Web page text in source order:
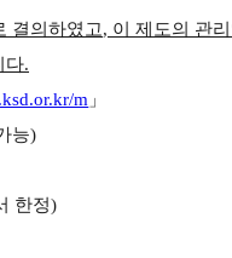
결의하였고, 이 제도의 관
다.
m 」
능)
한정)